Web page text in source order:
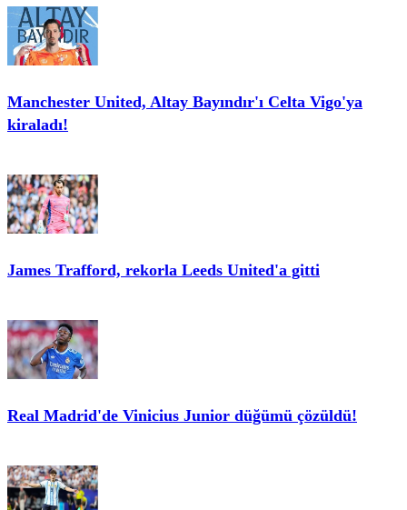
Manchester United, Altay Bayındır'ı Celta Vigo'ya
kiraladı!
James Trafford, rekorla Leeds United'a gitti
Real Madrid'de Vinicius Junior düğümü çözüldü!